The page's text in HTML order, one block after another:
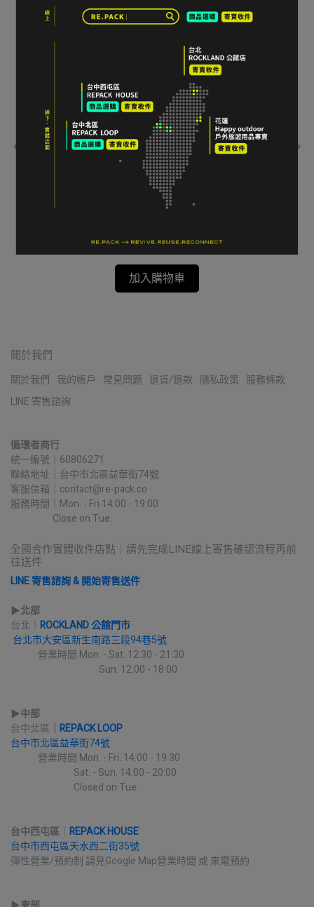
加入購物車
關於我們
關於我們 我的帳戶 常見問題 退貨/退款 隱私政策 服務條款
LINE 寄售諮詢
循環者商行
統一編號｜60806271
聯絡地址｜台中市北區益華街74號
客服信箱｜contact@re-pack.co
服務時間｜Mon. - Fri 14:00 - 19:00
Close on Tue.
全國合作實體收件店點｜請先完成LINE線上寄售確認流程再前
往送件
LINE 寄售諮詢 & 開始寄售送件
▶︎北部
台北｜ ROCKLAND 公館門市
台北市大安區新生南路三段94巷5號
營業時間 Mon. - Sat. 12:30 - 21:30
Sun. 12:00 - 18:00
▶︎中部
台中北區
REPACK LOOP
台中市北區益華街74號
營業時間 Mon. - Fri. 14:00 - 19:30
Sat. - Sun. 14:00 - 20:00
Closed on Tue.
台中西屯區
REPACK HOUSE
台中市西屯區天水西二街35號
彈性營業/預約制 請見Google Map營業時間 或 來電預約